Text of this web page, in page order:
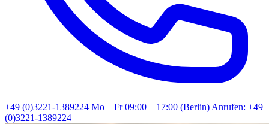
+49 (0)3221-1389224 Mo – Fr 09:00 – 17:00 (Berlin)Anrufen: +49
(0)3221-1389224